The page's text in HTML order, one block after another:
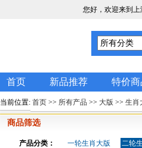
您好，欢迎来到
首页 新品推荐 特价商
当前位置: 首页 >> 所有产品 >> 大版 >> 生肖
商品筛选
产品分类： 一轮生肖大版 二轮